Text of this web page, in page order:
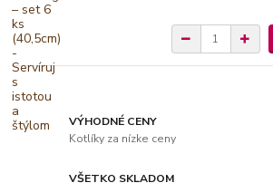
VÝHODNÉ CENY
Kotlíky za nízke ceny
VŠETKO SKLADOM